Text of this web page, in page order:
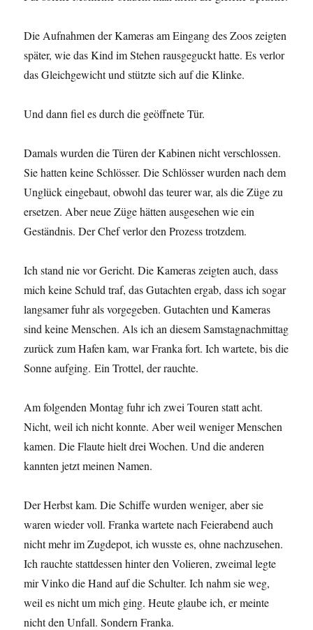
Die Aufnahmen der Kameras am Eingang des Zoos zeigten
später, wie das Kind im Stehen rausgeguckt hatte. Es verlor
das Gleichgewicht und stützte sich auf die Klinke.
Und dann fiel es durch die geöffnete Tür.
Damals wurden die Türen der Kabinen nicht verschlossen.
Sie hatten keine Schlösser. Die Schlösser wurden nach dem
Unglück eingebaut, obwohl das teurer war, als die Züge zu
ersetzen. Aber neue Züge hätten ausgesehen wie ein
Geständnis. Der Chef verlor den Prozess trotzdem.
Ich stand nie vor Gericht. Die Kameras zeigten auch, dass
mich keine Schuld traf, das Gutachten ergab, dass ich sogar
langsamer fuhr als vorgegeben. Gutachten und Kameras
sind keine Menschen. Als ich an diesem Samstagnachmittag
zurück zum Hafen kam, war Franka fort. Ich wartete, bis die
Sonne aufging. Ein Trottel, der rauchte.
Am folgenden Montag fuhr ich zwei Touren statt acht.
Nicht, weil ich nicht konnte. Aber weil weniger Menschen
kamen. Die Flaute hielt drei Wochen. Und die anderen
kannten jetzt meinen Namen.
Der Herbst kam. Die Schiffe wurden weniger, aber sie
waren wieder voll. Franka wartete nach Feierabend auch
nicht mehr im Zugdepot, ich wusste es, ohne nachzusehen.
Ich rauchte stattdessen hinter den Volieren, zweimal legte
mir Vinko die Hand auf die Schulter. Ich nahm sie weg,
weil es nicht um mich ging. Heute glaube ich, er meinte
nicht den Unfall. Sondern Franka.